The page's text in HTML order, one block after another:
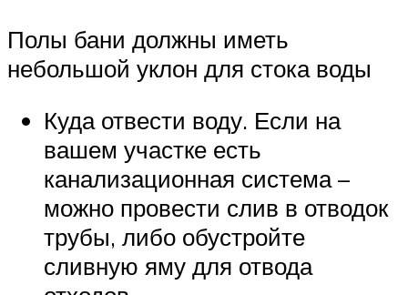
Полы бани должны иметь
небольшой уклон для стока воды
Куда отвести воду. Если на
вашем участке есть
канализационная система –
можно провести слив в отводок
трубы, либо обустройте
сливную яму для отвода